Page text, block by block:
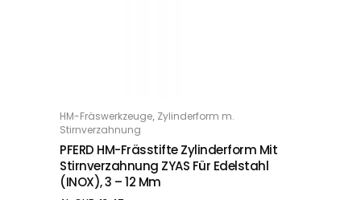
OPTIONS
HM-Fräswerkzeuge, Zylinderform m.
Stirnverzahnung
PFERD HM-Frässtifte Zylinderform Mit
Stirnverzahnung ZYAS Für Edelstahl
(INOX), 3 – 12 Mm